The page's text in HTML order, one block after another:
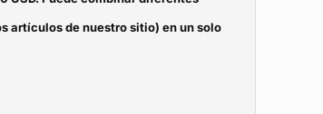
artículos de nuestro sitio) en un solo